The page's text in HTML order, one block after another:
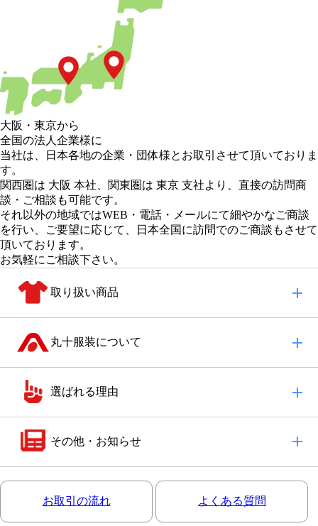
大阪 ・ 東京から
全国の法人企業様に
当社は、日本各地の企業・団体様とお取引させて頂いておりま
す。
関西圏は 大阪 本社、 関東圏は 東京 支社より、直接の訪問商
談・ご相談も可能です。
それ以外の地域ではWEB・電話・メールにて細やかなご商談
を行い、
ご要望に応じて、日本全国に訪問でのご商談もさせて
頂いております。
お気軽にご相談下さい。
取り扱い商品
丸十服装について
選ばれる理由
その他・お知らせ
お取引の流れ よくある質問